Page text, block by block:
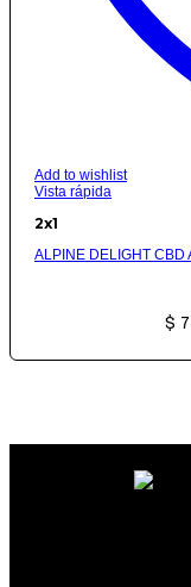
Add to wishlist
Vista rápida
2x1
ALPINE DELIGHT CBD
$